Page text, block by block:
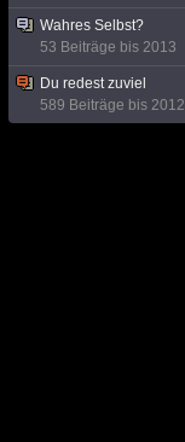
Wahres Selbst?
53 Beiträge bis 2013
Du redest zuviel
589 Beiträge bis 2012